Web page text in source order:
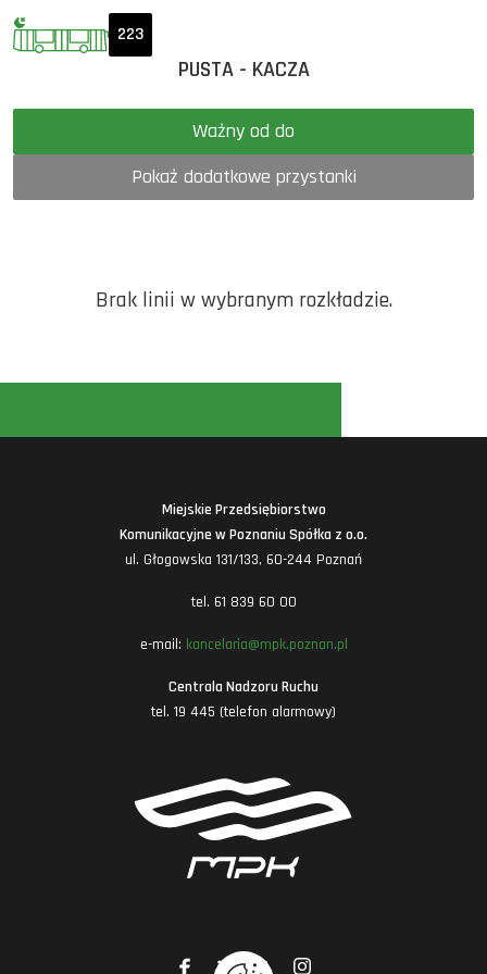
223
PUSTA - KACZA
Ważny od do
Pokaż dodatkowe przystanki
Brak linii w wybranym rozkładzie.
Miejskie Przedsiębiorstwo
Komunikacyjne w Poznaniu Spółka z o.o.
ul. Głogowska 131/133, 60-244 Poznań
tel. 61 839 60 00
e-mail: kancelaria@mpk.poznan.pl
Centrala Nadzoru Ruchu
tel. 19 445 (telefon alarmowy)